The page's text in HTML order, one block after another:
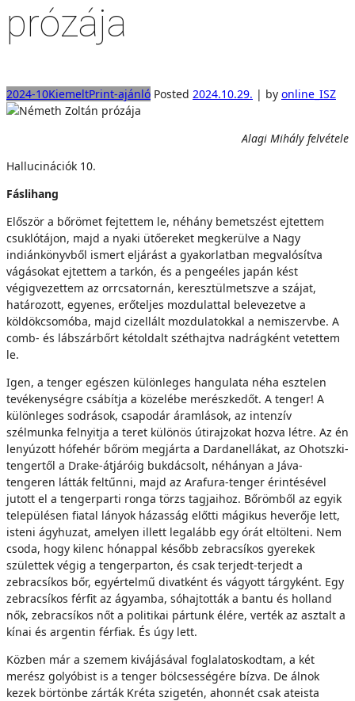
prózája
2024-10KiemeltPrint-ajánló Posted 2024.10.29. | by online_ISZ
Alagi Mihály felvétele
Hallucinációk 10.
Fáslihang
Először a bőrömet fejtettem le, néhány bemetszést ejtettem
csuklótájon, majd a nyaki ütőereket megkerülve a Nagy
indiánkönyvből ismert eljárást a gyakorlatban megvalósítva
vágásokat ejtettem a tarkón, és a pengeéles japán kést
végigvezettem az orrcsatornán, keresztülmetszve a szájat,
határozott, egyenes, erőteljes mozdulattal belevezetve a
köldökcsomóba, majd cizellált mozdulatokkal a nemiszervbe. A
comb- és lábszárbőrt kétoldalt széthajtva nadrágként vetettem
le.
Igen, a tenger egészen különleges hangulata néha esztelen
tevékenységre csábítja a közelébe merészkedőt. A tenger! A
különleges sodrások, csapodár áramlások, az intenzív
szélmunka felnyitja a teret különös útirajzokat hozva létre. Az én
lenyúzott hófehér bőröm megjárta a Dardanellákat, az Ohotszki-
tengertől a Drake-átjáróig bukdácsolt, néhányan a Jáva-
tengeren látták feltűnni, majd az Arafura-tenger érintésével
jutott el a tengerparti ronga törzs tagjaihoz. Bőrömből az egyik
településen fiatal lányok házasság előtti mágikus heverője lett,
isteni ágyhuzat, amelyen illett legalább egy órát eltölteni. Nem
csoda, hogy kilenc hónappal később zebracsíkos gyerekek
születtek végig a tengerparton, és csak terjedt-terjedt a
zebracsíkos bőr, egyértelmű divatként és vágyott tárgyként. Egy
zebracsíkos férfit az ágyamba, sóhajtották a bantu és holland
nők, zebracsíkos nőt a politikai pártunk élére, verték az asztalt a
kínai és argentin férfiak. És úgy lett.
Közben már a szemem kivájásával foglalatoskodtam, a két
merész golyóbist is a tenger bölcsességére bízva. De álnok
kezek börtönbe zárták Kréta szigetén, ahonnét csak ateista